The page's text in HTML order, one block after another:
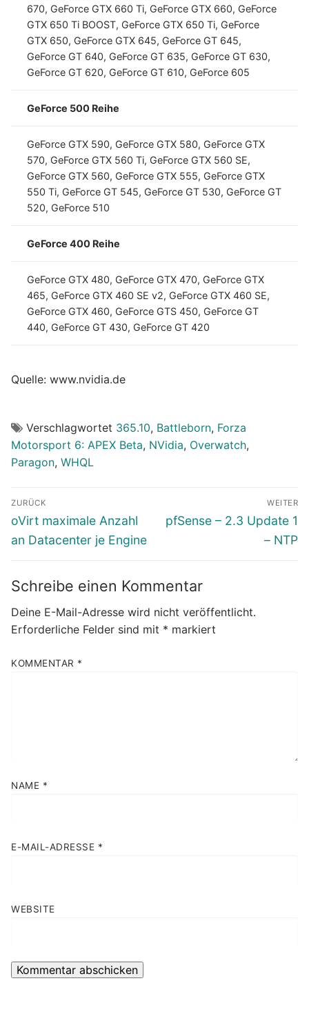
670, GeForce GTX 660 Ti, GeForce GTX 660, GeForce
GTX 650 Ti BOOST, GeForce GTX 650 Ti, GeForce
GTX 650, GeForce GTX 645, GeForce GT 645,
GeForce GT 640, GeForce GT 635, GeForce GT 630,
GeForce GT 620, GeForce GT 610, GeForce 605
GeForce 500 Reihe
GeForce GTX 590, GeForce GTX 580, GeForce GTX
570, GeForce GTX 560 Ti, GeForce GTX 560 SE,
GeForce GTX 560, GeForce GTX 555, GeForce GTX
550 Ti, GeForce GT 545, GeForce GT 530, GeForce GT
520, GeForce 510
GeForce 400 Reihe
GeForce GTX 480, GeForce GTX 470, GeForce GTX
465, GeForce GTX 460 SE v2, GeForce GTX 460 SE,
GeForce GTX 460, GeForce GTS 450, GeForce GT
440, GeForce GT 430, GeForce GT 420
Quelle: www.nvidia.de
Verschlagwortet 365.10, Battleborn, Forza
Motorsport 6: APEX Beta, NVidia, Overwatch,
Paragon, WHQL
Beitragsnavigation
ZURÜCK
Vorheriger
Beitrag:
oVirt maximale Anzahl
an Datacenter je Engine
WEITER
Nächster
pfSense – 2.3 Update 1
– NTP
Schreibe einen Kommentar
Deine E-Mail-Adresse wird nicht veröffentlicht.
Erforderliche Felder sind mit * markiert
KOMMENTAR *
NAME *
E-MAIL-ADRESSE *
WEBSITE